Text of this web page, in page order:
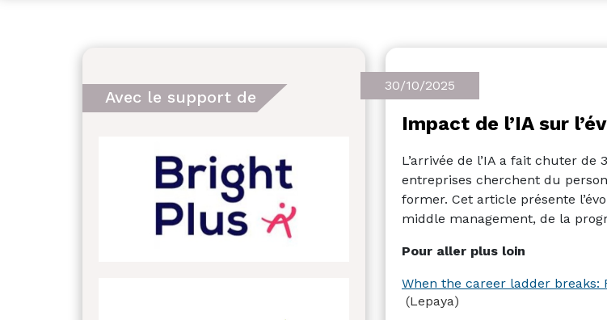
Avec le support de
30/10/2025
Impact de l’IA sur
L’arrivée de l’IA a fait chuter
entreprises cherchent du
former. Cet article présente
middle management, de la
Pour aller plus loin
When the career ladder breaks:
(Lepaya)